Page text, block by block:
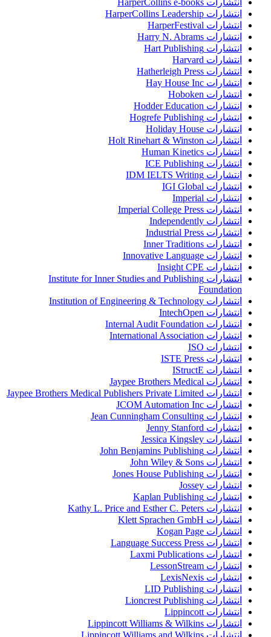
انتشارات HarperCollins Leadership
انتشارات HarperFestival
انتشارات Harry N. Abrams
انتشارات Hart Publishing
انتشارات Harvard
انتشارات Hatherleigh Press
انتشارات Hay House Inc
انتشارات Hoboken
انتشارات Hodder Education
انتشارات Hogrefe Publishing
انتشارات Holiday House
انتشارات Holt Rinehart & Winston
انتشارات Human Kinetics
انتشارات ICE Publishing
انتشارات IDM IELTS Writing
انتشارات IGI Global
انتشارات Imperial
انتشارات Imperial College Press
انتشارات Independently
انتشارات Industrial Press
انتشارات Inner Traditions
انتشارات Innovative Language
انتشارات Insight CPE
انتشارات Institute for Inner Studies and Publishing
Foundation
انتشارات Institution of Engineering & Technology
انتشارات IntechOpen
انتشارات Internal Audit Foundation
انتشارات International Association
انتشارات ISO
انتشارات ISTE Press
انتشارات IStructE
انتشارات Jaypee Brothers Medical
انتشارات Jaypee Brothers Medical Publishers Private Limited
انتشارات JCOM Automation Inc
انتشارات Jean Cunningham Consulting
انتشارات Jenny Stanford
انتشارات Jessica Kingsley
انتشارات John Benjamins Publishing
انتشارات John Wiley & Sons
انتشارات Jones House Publishing
انتشارات Jossey
انتشارات Kaplan Publishing
انتشارات Kathy L. Price and Esther C. Peters
انتشارات Klett Sprachen GmbH
انتشارات Kogan Page
انتشارات Language Success Press
انتشارات Laxmi Publications
انتشارات LessonStream
انتشارات LexisNexis
انتشارات LID Publishing
انتشارات Lioncrest Publishing
انتشارات Lippincott
انتشارات Lippincott Williams & Wilkins
انتشارات Lippincott Williams and Wilkins